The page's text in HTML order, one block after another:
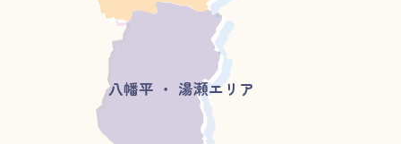
八幡平 ・ 湯瀬エリア